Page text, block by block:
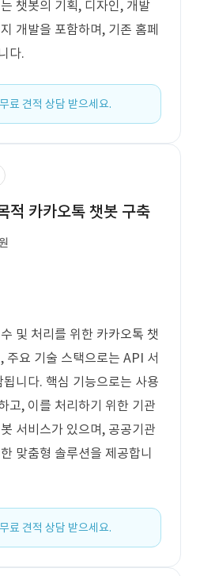
챗봇의 기획, 디자인, 개발
개발을 포함하며, 기존 홈페
다.
료 견적 상담 받으세요.
적 카카오톡 챗봇 구축
및 처리를 위한 카카오톡 챗
주요 기술 스택으로는 API 서
니다. 핵심 기능으로는 사용
고, 이를 처리하기 위한 기관
서비스가 있으며, 공공기관
맞춤형 솔루션을 제공합니
료 견적 상담 받으세요.